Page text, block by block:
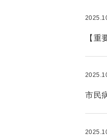
【重
市民